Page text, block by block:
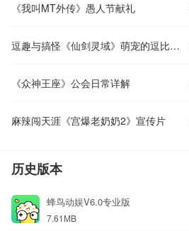
《我叫MT外传》愚人节献礼
逗趣与搞怪《仙剑灵域》萌宠的逗比日常
《众神王座》公会日常详解
麻辣闯天涯《宫爆老奶奶2》宣传片
历史版本
蜂鸟动娱V6.0专业版
7.61MB